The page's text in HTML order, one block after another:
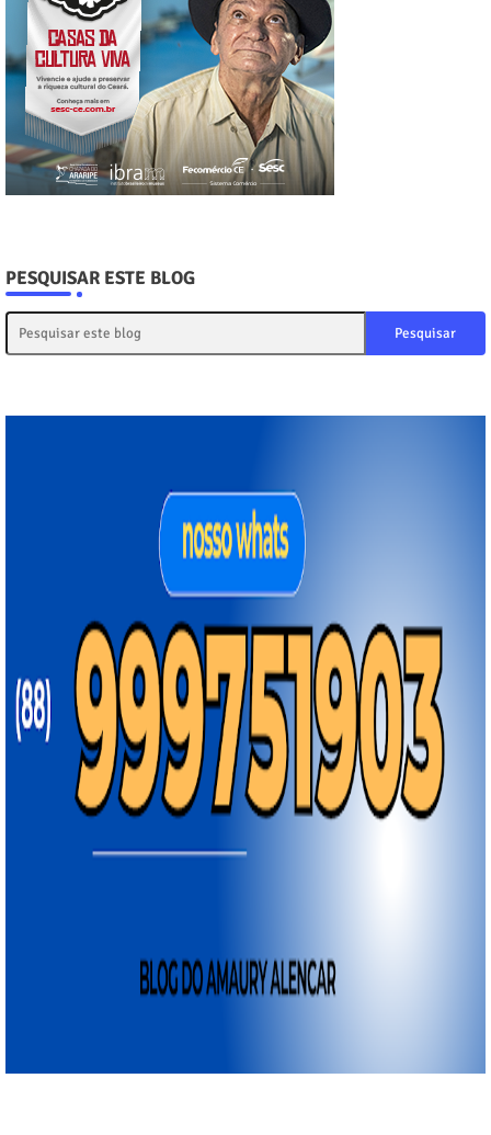
PESQUISAR ESTE BLOG